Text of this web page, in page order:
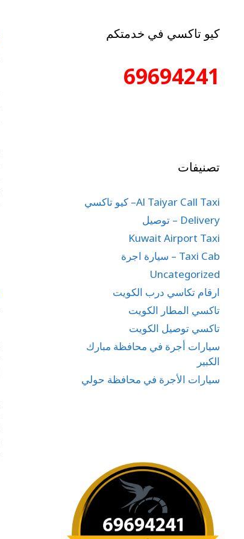
كيو تاكسي في خدمتكم
69694241
تصنيفات
Al Taiyar Call Taxi– كيو تاكسي
Delivery – توصيل
Kuwait Airport Taxi
Taxi Cab – سيارة اجرة
Uncategorized
ارقام تكاسي درب الكويت
تاكسي المطار الكويت
تاكسي توصيل الكويت
سيارات أجرة في محافظة مبارك
الكبير
سيارات الأجرة في محافظة حولي